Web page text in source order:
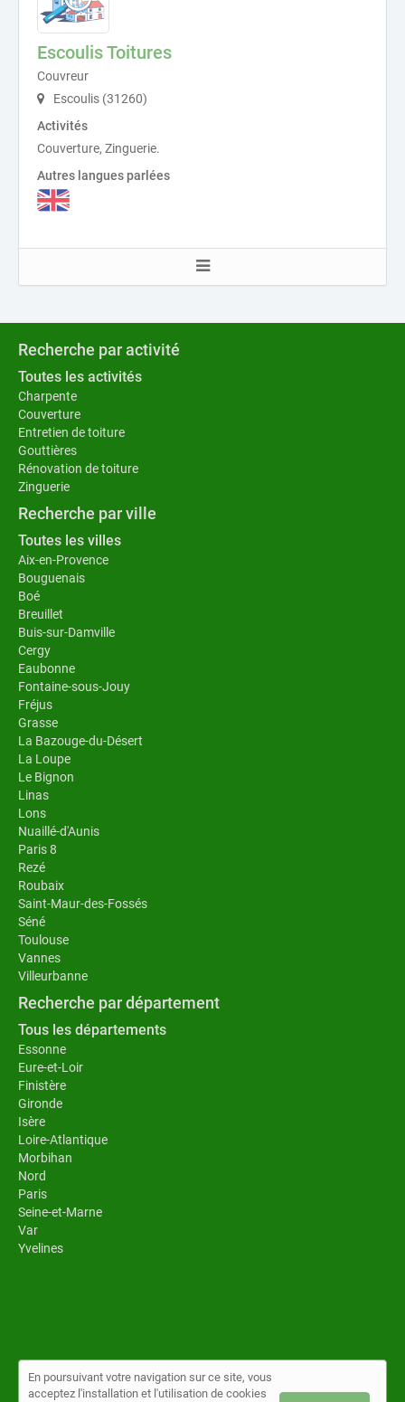
Escoulis Toitures
Couvreur
Escoulis (31260)
Activités
Couverture, Zinguerie.
Autres langues parlées
Recherche par activité
Toutes les activités
Charpente
Couverture
Entretien de toiture
Gouttières
Rénovation de toiture
Zinguerie
Recherche par ville
Toutes les villes
Aix-en-Provence
Bouguenais
Boé
Breuillet
Buis-sur-Damville
Cergy
Eaubonne
Fontaine-sous-Jouy
Fréjus
Grasse
La Bazouge-du-Désert
La Loupe
Le Bignon
Linas
Lons
Nuaillé-d'Aunis
Paris 8
Rezé
Roubaix
Saint-Maur-des-Fossés
Séné
Toulouse
Vannes
Villeurbanne
Recherche par département
Tous les départements
Essonne
Eure-et-Loir
Finistère
Gironde
Isère
Loire-Atlantique
Morbihan
Nord
Paris
Seine-et-Marne
Var
Yvelines
En poursuivant votre navigation sur ce site, vous
acceptez l'installation et l'utilisation de cookies